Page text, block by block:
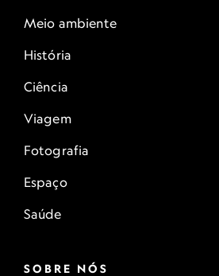
Meio ambiente
História
Ciência
Viagem
Fotografia
Espaço
Saúde
SOBRE NÓS